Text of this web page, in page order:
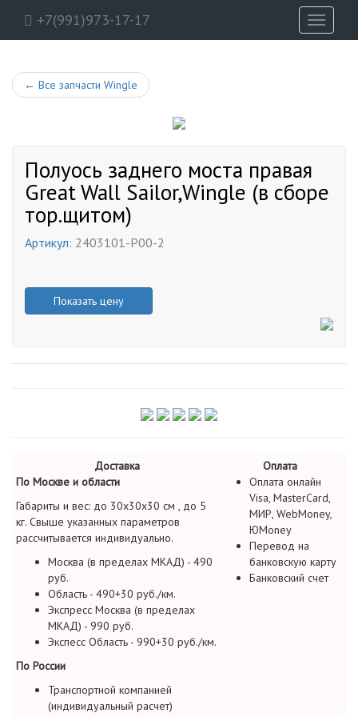
+7(991)973-17-17
Toggle
← Все запчасти Wingle
Полуось заднего моста правая
Great Wall Sailor,Wingle (в сборе
тор.щитом)
Артикул: 2403101-P00-2
Показать цену
Доставка
Оплата
По Москве и области
Габариты и вес: до 30х30х30 см , до 5
кг. Свыше указанных параметров
рассчитывается индивидуально.
Москва (в пределах МКАД) - 490
руб.
Область - 490+30 руб./км.
Экспресс Москва (в пределах
МКАД) - 990 руб.
Экспесс Область - 990+30 руб./км.
По России
Транспортной компанией
(индивидуальный расчет)
Оплата онлайн
Visa, MasterCard,
МИР, WebMoney,
ЮMoney
Перевод на
банковскую карту
Банковский счет